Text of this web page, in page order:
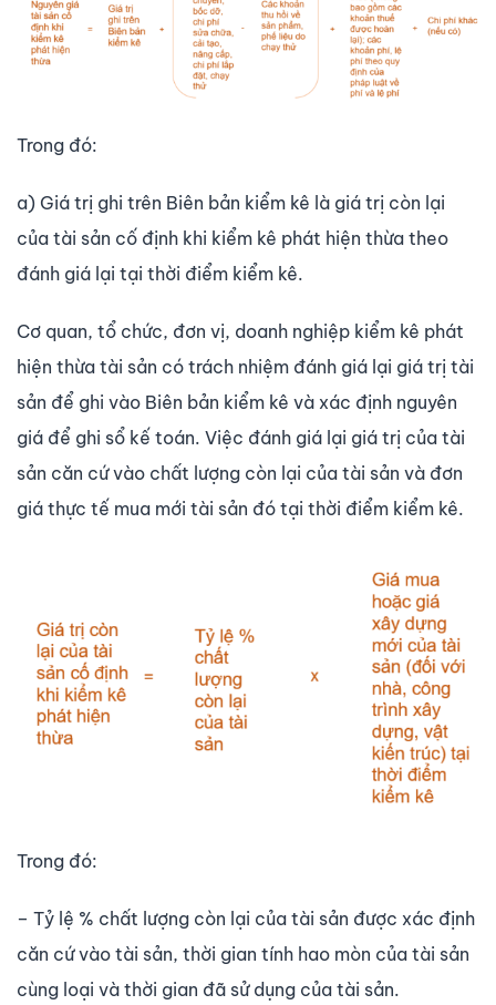
Trong đó:
a) Giá trị ghi trên Biên bản kiểm kê là giá trị còn lại
của tài sản cố định khi kiểm kê phát hiện thừa theo
đánh giá lại tại thời điểm kiểm kê.
Cơ quan, tổ chức, đơn vị, doanh nghiệp kiểm kê phát
hiện thừa tài sản có trách nhiệm đánh giá lại giá trị tài
sản để ghi vào Biên bản kiểm kê và xác định nguyên
giá để ghi sổ kế toán. Việc đánh giá lại giá trị của tài
sản căn cứ vào chất lượng còn lại của tài sản và đơn
giá thực tế mua mới tài sản đó tại thời điểm kiểm kê.
Trong đó:
– Tỷ lệ % chất lượng còn lại của tài sản được xác định
căn cứ vào tài sản, thời gian tính hao mòn của tài sản
cùng loại và thời gian đã sử dụng của tài sản.